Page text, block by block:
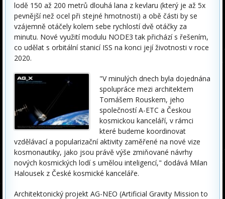
lodě 150 až 200 metrů dlouhá lana z kevlaru (který je až 5x
pevnější než ocel při stejné hmotnosti) a obě části by se
vzájemně otáčely kolem sebe rychlostí dvě otáčky za
minutu. Nové využití modulu NODE3 tak přichází s řešením,
co udělat s orbitální stanicí ISS na konci její životnosti v roce
2020.
"V minulých dnech byla dojednána
spolupráce mezi architektem
Tomášem Rouskem, jeho
společností A-ETC a Českou
kosmickou kanceláří, v rámci
které budeme koordinovat
vzdělávací a popularizační aktivity zaměřené na nové vize
kosmonautiky, jako jsou právě výše zmiňované návrhy
nových kosmických lodí s umělou inteligencí," dodává Milan
Halousek z České kosmické kanceláře.
Architektonický projekt AG-NEO (Artificial Gravity Mission to